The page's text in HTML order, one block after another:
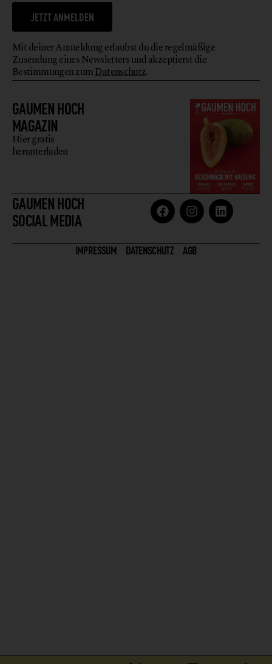
GAUMEN HOCH
MAGAZIN
Hier gratis
herunterladen
GAUMEN HOCH
SOCIAL MEDIA
JETZT ANMELDEN
Mit deiner Anmeldung erlaubst du die regelmäßige
Zusendung eines Newsletters und akzeptierst die
Bestimmungen zumDatenschutz.
IMPRESSUM DATENSCHUTZ AGB